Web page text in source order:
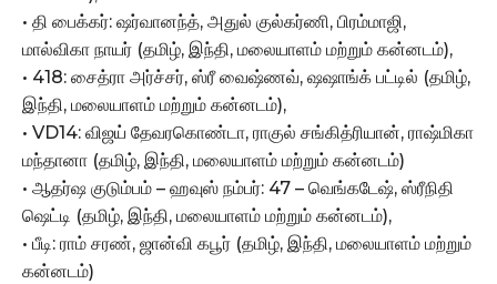
• தி பைக்கர்: ஷர்வானந்த், அதுல் குல்கர்ணி, பிரம்மாஜி,
மால்விகா நாயர் (தமிழ், இந்தி, மலையாளம் மற்றும் கன்னடம்),
• 418: சைத்ரா அர்ச்சர், ஸ்ரீ வைஷ்ணவ், ஷஷாங்க் பட்டில் (தமிழ்,
இந்தி, மலையாளம் மற்றும் கன்னடம்),
• VD14: விஜய் தேவரகொண்டா, ராகுல் சங்கித்ரியான், ராஷ்மிகா
மந்தானா (தமிழ், இந்தி, மலையாளம் மற்றும் கன்னடம்)
• ஆதர்ஷ குடும்பம் – ஹவுஸ் நம்பர்: 47 – வெங்கடேஷ், ஸ்ரீநிதி
ஷெட்டி (தமிழ், இந்தி, மலையாளம் மற்றும் கன்னடம்),
• பீடி: ராம் சரண், ஜான்வி கபூர் (தமிழ், இந்தி, மலையாளம் மற்றும்
கன்னடம்)